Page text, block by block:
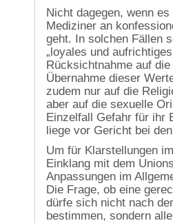
Nicht dagegen, wenn
Mediziner an
geht. In solchen Fällen
„loyales und
Rücksichtnahme auf
Übernahme dieser
zudem nur auf die
aber auf die sexuelle
Einzelfall Gefahr für ihr
liege vor Gericht bei
Um für Klarstellungen
Einklang mit dem
Anpassungen im
Die Frage, ob eine
dürfe sich nicht nach
bestimmen, sondern